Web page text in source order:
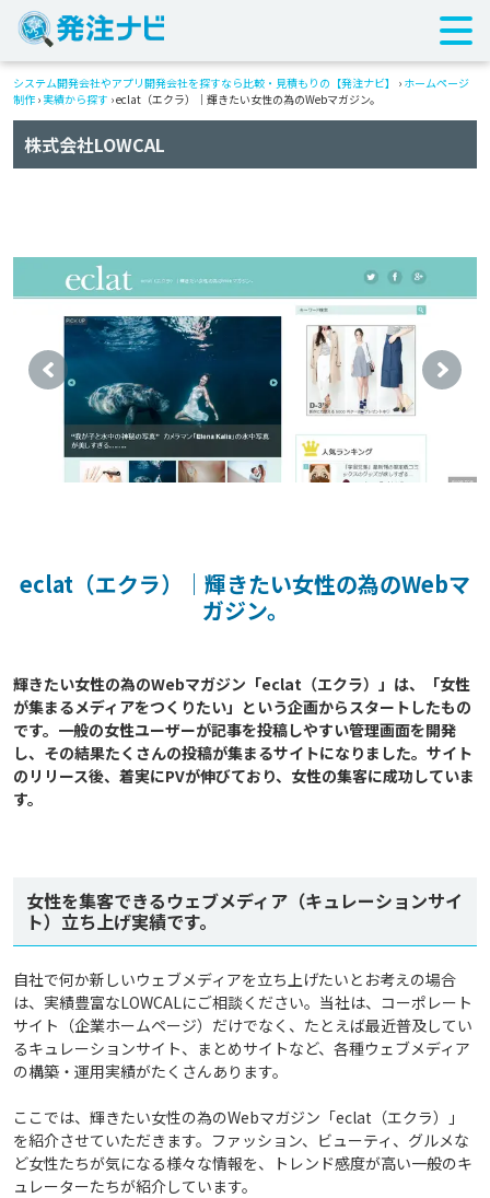
システム開発会社やアプリ開発会社を探すなら比較・見積もりの【発注ナビ】 › ホームページ
制作 › 実績から探す ›eclat（エクラ）｜輝きたい女性の為のWebマガジン。
株式会社LOWCAL
eclat（エクラ）｜輝きたい女性の為のWebマ
ガジン。
輝きたい女性の為のWebマガジン「eclat（エクラ）」は、「女性
が集まるメディアをつくりたい」という企画からスタートしたもの
です。一般の女性ユーザーが記事を投稿しやすい管理画面を開発
し、その結果たくさんの投稿が集まるサイトになりました。サイト
のリリース後、着実にPVが伸びており、女性の集客に成功していま
す。
女性を集客できるウェブメディア（キュレーションサイ
ト）立ち上げ実績です。
自社で何か新しいウェブメディアを立ち上げたいとお考えの場合
は、実績豊富なLOWCALにご相談ください。当社は、コーポレート
サイト（企業ホームページ）だけでなく、たとえば最近普及してい
るキュレーションサイト、まとめサイトなど、各種ウェブメディア
の構築・運用実績がたくさんあります。
ここでは、輝きたい女性の為のWebマガジン「eclat（エクラ）」
を紹介させていただきます。ファッション、ビューティ、グルメな
ど女性たちが気になる様々な情報を、トレンド感度が高い一般のキ
ュレーターたちが紹介しています。